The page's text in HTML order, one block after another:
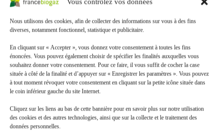
Nous utilisons des cookies, afin de collecter des informations sur vous à des fins
diverses, notamment fonctionnel, statistique et publicitaire.
En cliquant sur « Accepter », vous donnez votre consentement à toutes les fins
énoncées. Vous pouvez également choisir de spécifier les finalités auxquelles vous
souhaitez donner votre consentement. Pour ce faire, il vous suffit de cocher la case
située à côté de la finalité et d’appuyer sur « Enregistrer les paramètres ». Vous pouvez
à tout moment révoquer votre consentement en cliquant sur la petite icône située dans
le coin inférieur gauche du site Internet.
Cliquez sur les liens au bas de cette bannière pour en savoir plus sur notre utilisation
des cookies et des autres technologies, ainsi que sur la collecte et le traitement des
données personnelles.
Incorporation directe
✓ Solution simple
✓ Dispositif économe en énergie